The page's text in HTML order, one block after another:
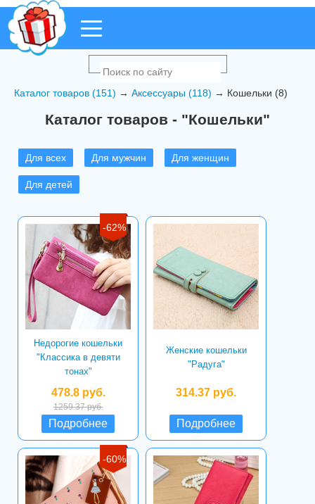
Каталог товаров (151) → Аксессуары (118) → Кошельки (8)
Каталог товаров - "Кошельки"
Для всех Для мужчин Для женщин
Для детей
-62%
Недорогие кошельки
"Классика в девяти
тонах"
478.8 руб.
1259.37 руб.
Подробнее
Женские кошельки
"Радуга"
314.37 руб.
Подробнее
-60%